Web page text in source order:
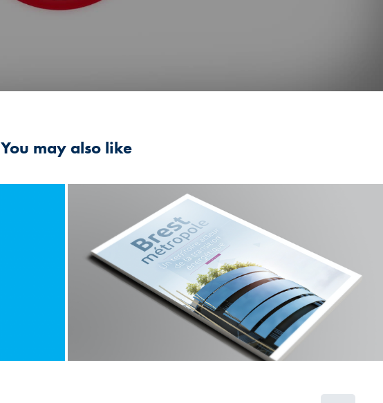
You may also like
2021
BMO